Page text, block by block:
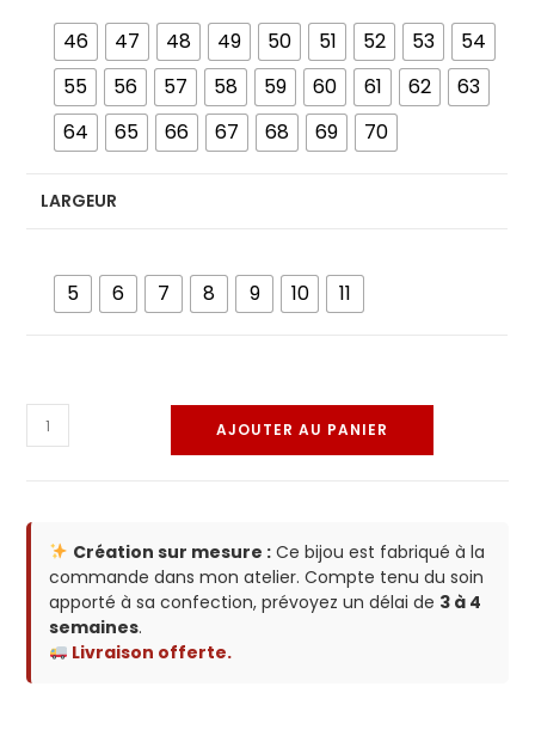
46 47 48 49 50 51 52 53
54
55
56 57 58 59 60 61 62
63
64
65 66 67 68 69 70
LARGEUR
5 6 7 8 9 10 11
AJOUTER AU PANIER
Création sur mesure : Ce bijou est fabriqué à la
commande dans mon atelier. Compte tenu du soin
apporté à sa confection, prévoyez un délai de 3 à 4
semaines.
Livraison offerte.